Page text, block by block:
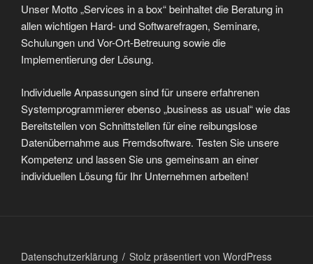
Unser Motto „Services in a box“ beinhaltet die Beratung in
allen wichtigen Hard- und Softwarefragen, Seminare,
Schulungen und Vor-Ort-Betreuung sowie die
Implementierung der Lösung.
Individuelle Anpassungen sind für unsere erfahrenen
Systemprogrammierer ebenso „business as usual“ wie das
Bereitstellen von Schnittstellen für eine reibungslose
Datenübernahme aus Fremdsoftware. Testen Sie unsere
Kompetenz und lassen Sie uns gemeinsam an einer
individuellen Lösung für Ihr Unternehmen arbeiten!
Datenschutzerklärung Stolz präsentiert von WordPress